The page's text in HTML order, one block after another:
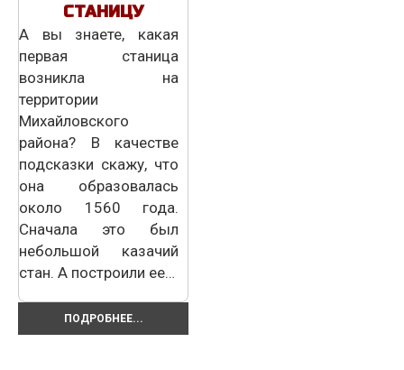
СТАНИЦУ
А вы знаете, какая
первая станица
возникла на
территории
Михайловского
района? В качестве
подсказки скажу, что
она образовалась
около 1560 года.
Сначала это был
небольшой казачий
стан. А построили ее…
ПОДРОБНЕЕ...